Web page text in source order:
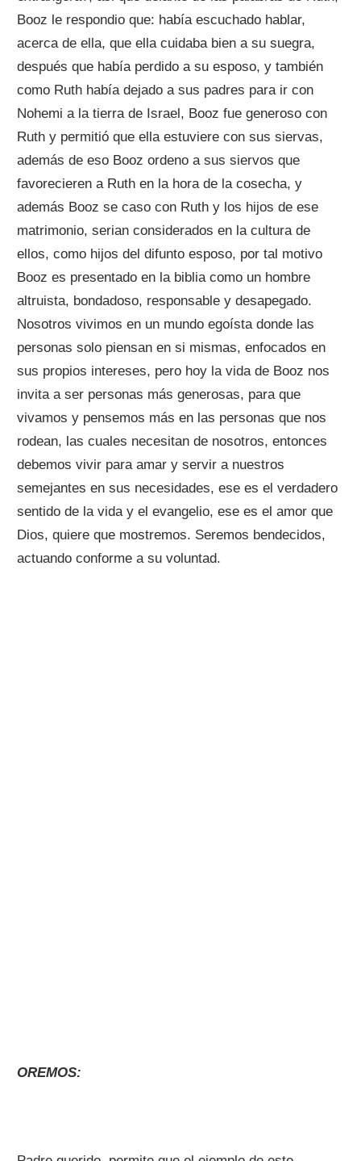
Booz le respondio que: había escuchado hablar,
acerca de ella, que ella cuidaba bien a su suegra,
después que había perdido a su esposo, y también
como Ruth había dejado a sus padres para ir con
Nohemi a la tierra de Israel, Booz fue generoso con
Ruth y permitió que ella estuviere con sus siervas,
además de eso Booz ordeno a sus siervos que
favorecieren a Ruth en la hora de la cosecha, y
además Booz se caso con Ruth y los hijos de ese
matrimonio, serian considerados en la cultura de
ellos, como hijos del difunto esposo, por tal motivo
Booz es presentado en la biblia como un hombre
altruista, bondadoso, responsable y desapegado.
Nosotros vivimos en un mundo egoísta donde las
personas solo piensan en si mismas, enfocados en
sus propios intereses, pero hoy la vida de Booz nos
invita a ser personas más generosas, para que
vivamos y pensemos más en las personas que nos
rodean, las cuales necesitan de nosotros, entonces
debemos vivir para amar y servir a nuestros
semejantes en sus necesidades, ese es el verdadero
sentido de la vida y el evangelio, ese es el amor que
Dios, quiere que mostremos. Seremos bendecidos,
actuando conforme a su voluntad.
OREMOS: